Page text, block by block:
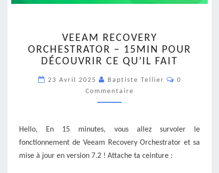
RECOVERY
ORCHESTRATOR
–
POUR
DÉCOUVRIR
CE
VEEAM RECOVERY
ORCHESTRATOR – 15MIN POUR
DÉCOUVRIR CE QU’IL FAIT
23 Avril 2025 Baptiste Tellier
0
Commentaire
Hello, En 15 minutes, vous allez survoler le
fonctionnement de Veeam Recovery Orchestrator et sa
mise à jour en version 7.2 ! Attache ta ceinture :